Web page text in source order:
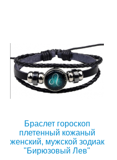
Браслет гороскоп
плетенный кожаный
женский, мужской зодиак
"Бирюзовый Лев"